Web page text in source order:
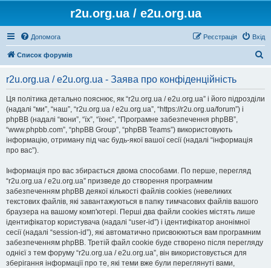
r2u.org.ua / e2u.org.ua
Допомога Вхід
Реєстрація
Список форумів
r2u.org.ua / e2u.org.ua - Заява про конфіденційність
Ця політика детально пояснює, як “r2u.org.ua / e2u.org.ua” і його підрозділи
(надалі “ми”, “наш”, “r2u.org.ua / e2u.org.ua”, “https://r2u.org.ua/forum”) і
phpBB (надалі “вони”, “їх”, “їхнє”, “Програмне забезпечення phpBB”,
“www.phpbb.com”, “phpBB Group”, “phpBB Teams”) використовують
інформацію, отриману під час будь-якої вашої сесії (надалі “інформація
про вас”).
Інформація про вас збирається двома способами. По перше, перегляд
“r2u.org.ua / e2u.org.ua” призведе до створення програмним
забезпеченням phpBB деякої кількості файлів cookies (невеликих
текстових файлів, які завантажуються в папку тимчасових файлів вашого
браузера на вашому комп'ютері. Перші два файли cookies містять лише
ідентифікатор користувача (надалі “user-id”) і ідентифікатор анонімної
сесії (надалі “session-id”), які автоматично присвоюються вам програмним
забезпеченням phpBB. Третій файл cookie буде створено після перегляду
однієї з тем форуму “r2u.org.ua / e2u.org.ua”, він використовується для
зберігання інформації про те, які теми вже були переглянуті вами,